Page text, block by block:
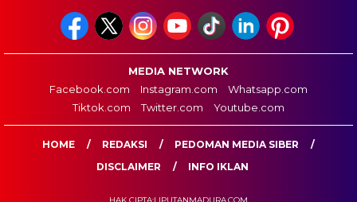
MEDIA NETWORK
Facebook.com
Instagram.com
Whatsapp.com
Tiktok.com
Twitter.com Youtube.com
HOME REDAKSI
PEDOMAN MEDIA SIBER
DISCLAIMER
INFO IKLAN